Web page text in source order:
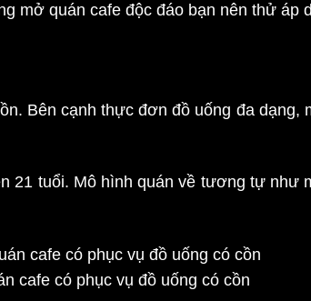
mở quán cafe độc đáo bạn nên thử áp
Bên cạnh thực đơn đồ uống đa
21 tuổi. Mô hình quán về tương tự
cafe có phục vụ đồ uống có cồn